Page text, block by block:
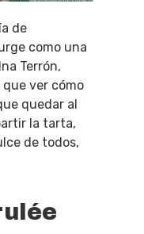
de
como una
Terrón,
ver cómo
quedar al
la tarta,
de todos,